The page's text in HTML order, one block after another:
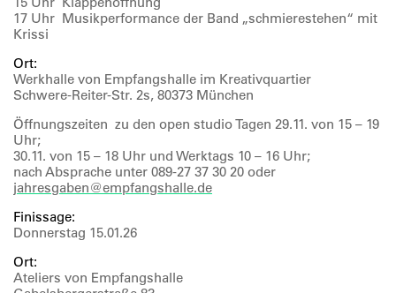
Förderprogramme
Beratung
Internes
Beitreten
Mitglieder A – Z
Fördermitglieder
Sozialfonds
Publikationen
Kontakt
Galerie ᐯ
Vorschau
Rückschau
17 Uhr Musikperformance der Band „schmierestehen“ mit
Krissi
Ort:
Werkhalle von Empfangshalle im Kreativquartier
Schwere-Reiter-Str. 2s, 80373 München
Öffnungszeiten zu den open studio Tagen 29.11. von 15 – 19
Uhr;
30.11. von 15 – 18 Uhr und Werktags 10 – 16 Uhr;
nach Absprache unter 089-27 37 30 20 oder
jahresgaben@empfangshalle.de
Finissage:
Donnerstag 15.01.26
Ort:
Ateliers von Empfangshalle